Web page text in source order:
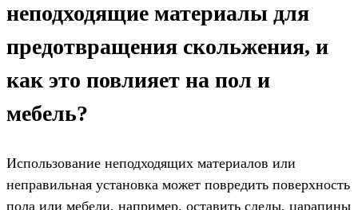
неподходящие материалы для
предотвращения скольжения, и
как это повлияет на пол и
мебель?
Использование неподходящих материалов или
неправильная установка может повредить поверхность
пола или мебели, например, оставить следы, царапины